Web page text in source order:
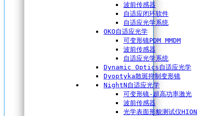
波前传感器
自适应闭环软件
自适应光学系统
OKO自适应光学
可变形镜PDM MMDM
波前传感器
自适应光学系统
Dynamic Optics自适应光学
Dyoptyka散斑抑制变形镜
NightN自适应光学
可变形镜-超高功率激光
波前传感器
光学表面形貌测试仪HION